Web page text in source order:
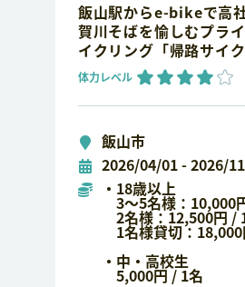
飯山駅からe-bikeで高
賀川そばを愉しむプラ
イクリング「帰路サイ
体力レベル
飯山市
2026/04/01 - 2026/
・18歳以上
3～5名様：10,000
2名様：12,500円 /
1名様貸切：
・中・高校生
5,000円 / 1名